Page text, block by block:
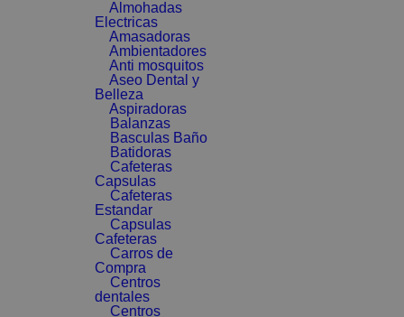
Almohadas
Electricas
Amasadoras
Ambientadores
Anti mosquitos
Aseo Dental y
Belleza
Aspiradoras
Balanzas
Basculas Baño
Batidoras
Cafeteras
Capsulas
Cafeteras
Estandar
Capsulas
Cafeteras
Carros de
Compra
Centros
dentales
Centros